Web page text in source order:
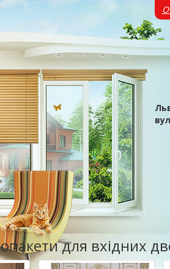
для вхідних